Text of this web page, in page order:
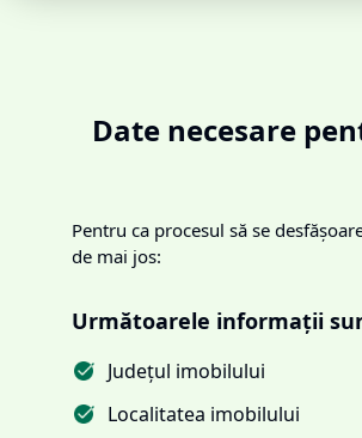
Date necesare
Pentru ca procesul să se
de mai jos:
Următoarele informații
Județul imobilului
Localitatea imobilului